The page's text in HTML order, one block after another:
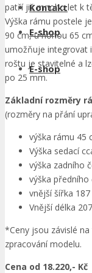
E-shop
Kontakt
E-shop
patří již mnoho let k
Výška rámu postele
90 cm, u nohou 65
umožňuje integrovat
roštu je stavitelné a
po 25 mm.
Základní rozměry
(rozměry na přání
výška rámu 45
Výška sedací
výška zadního
výška předního
vnější šířka
Vnější délka
*Ceny jsou závislé
zpracování modelu.
Cena od 18.220,- Kč